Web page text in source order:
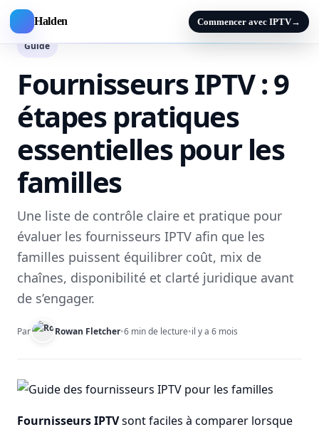
Halden Commencer avec IPTV→
Guide
Fournisseurs IPTV : 9
étapes pratiques
essentielles pour les
familles
Une liste de contrôle claire et pratique pour
évaluer les fournisseurs IPTV afin que les
familles puissent équilibrer coût, mix de
chaînes, disponibilité et clarté juridique avant
de s’engager.
Par Rowan Fletcher•6 min de lecture•il y a 6 mois
Fournisseurs IPTVsont faciles à comparer lorsque